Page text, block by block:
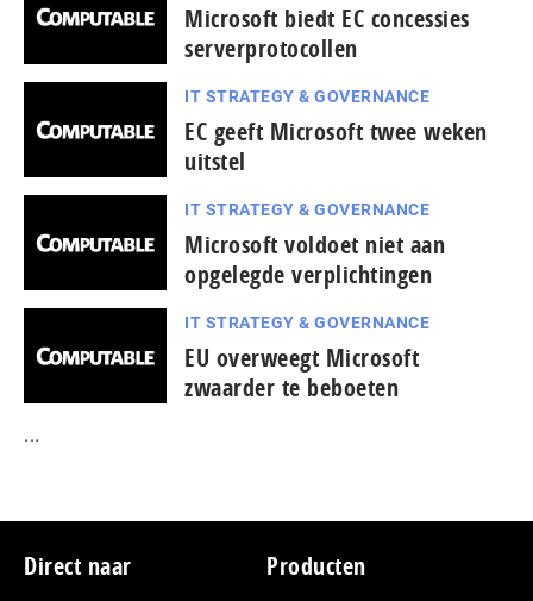
Microsoft biedt EC concessies
serverprotocollen
IT STRATEGY & GOVERNANCE
EC geeft Microsoft twee weken
uitstel
IT STRATEGY & GOVERNANCE
Microsoft voldoet niet aan
opgelegde verplichtingen
IT STRATEGY & GOVERNANCE
EU overweegt Microsoft
zwaarder te beboeten
...
Footer
Direct naar Producten